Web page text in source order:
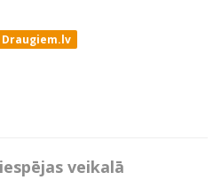
Draugiem.lv
veikalā